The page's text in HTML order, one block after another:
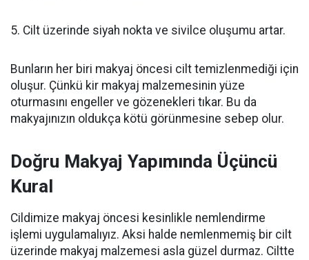
5. Cilt üzerinde siyah nokta ve sivilce oluşumu artar.
Bunların her biri makyaj öncesi cilt temizlenmediği için
oluşur. Çünkü kir makyaj malzemesinin yüze
oturmasını engeller ve gözenekleri tıkar. Bu da
makyajınızın oldukça kötü görünmesine sebep olur.
Doğru Makyaj Yapımında Üçüncü
Kural
Cildimize makyaj öncesi kesinlikle nemlendirme
işlemi uygulamalıyız. Aksi halde nemlenmemiş bir cilt
üzerinde makyaj malzemesi asla güzel durmaz. Ciltte